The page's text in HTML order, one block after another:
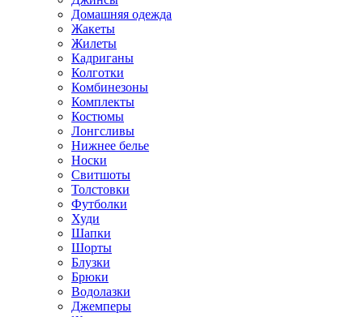
Домашняя одежда
Жакеты
Жилеты
Кадриганы
Колготки
Комбинезоны
Комплекты
Костюмы
Лонгсливы
Нижнее белье
Носки
Свитшоты
Толстовки
Футболки
Худи
Шапки
Шорты
Блузки
Брюки
Водолазки
Джемперы